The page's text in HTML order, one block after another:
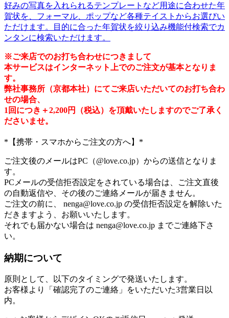
好みの写真を入れられるテンプレートなど用途に合わせた年
賀状を、フォーマル、ポップなど各種テイストからお選びい
ただけます。目的に合った年賀状を絞り込み機能付検索でカ
ンタンに検索いただけます。
※ご来店でのお打ち合わせにつきまして
本サービスはインターネット上でのご注文が基本となりま
す。
弊社事務所（京都本社）にてご来店いただいてのお打ち合わ
せの場合、
1回につき＋2,200円（税込）を頂戴いたしますのでご了承く
ださいませ。
*【携帯・スマホからご注文の方へ】*
ご注文後のメールはPC（@love.co.jp）からの送信となりま
す。
PCメールの受信拒否設定をされている場合は、ご注文直後
の自動返信や、その後のご連絡メールが届きません。
ご注文の前に、 nenga@love.co.jp の受信拒否設定を解除いた
だきますよう、お願いいたします。
それでも届かない場合は nenga@love.co.jp までご連絡下さ
い。
納期について
原則として、以下のタイミングで発送いたします。
お客様より「確認完了のご連絡」をいただいた3営業日以
内。